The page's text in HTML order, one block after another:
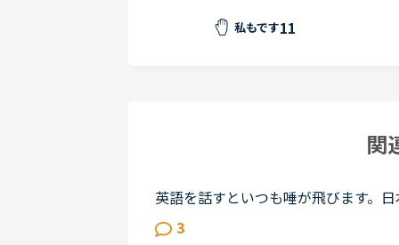
私もです11
関
英語を話すといつも唾が飛びます。
と毎度毎度結構な勢いで唾が飛びま
と対面して話す機会ができた時には...
3